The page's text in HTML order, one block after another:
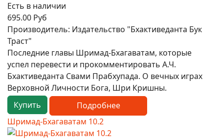
Есть в наличии
695.00 Руб
Производитель: Издательство "Бхактиведанта Бук
Траст"
Последние главы Шримад-Бхагаватам, которые
успел перевести и прокомментировать А.Ч.
Бхактиведанта Свами Прабхупада. О вечных играх
Верховной Личности Бога, Шри Кришны.
Купить
Подробнее
Шримад-Бхагаватам 10.2